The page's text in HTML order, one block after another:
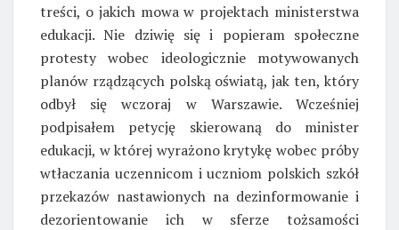
treści, o jakich mowa w projektach ministerstwa
edukacji. Nie dziwię się i popieram społeczne
protesty wobec ideologicznie motywowanych
planów rządzących polską oświatą, jak ten, który
odbył się wczoraj w Warszawie. Wcześniej
podpisałem petycję skierowaną do minister
edukacji, w której wyrażono krytykę wobec próby
wtłaczania uczennicom i uczniom polskich szkół
przekazów nastawionych na dezinformowanie i
dezorientowanie ich w sferze tożsamości